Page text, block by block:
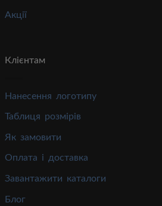
Акції
Клієнтам
Нанесення логотипу
Таблиця розмірів
Як замовити
Оплата і доставка
Завантажити каталоги
Блог